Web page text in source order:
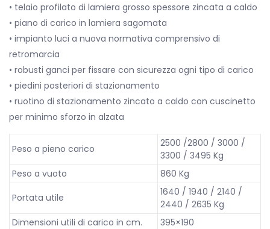
• telaio profilato di lamiera grosso spessore zincata a caldo
• piano di carico in lamiera sagomata
• impianto luci a nuova normativa comprensivo di
retromarcia
• robusti ganci per fissare con sicurezza ogni tipo di carico
• piedini posteriori di stazionamento
• ruotino di stazionamento zincato a caldo con cuscinetto
per minimo sforzo in alzata
Peso a pieno carico
2500 /2800 / 3000 /
3300 / 3495 Kg
Peso a vuoto
860 Kg
Portata utile
1640 / 1940 / 2140 /
2440 / 2635 Kg
Dimensioni utili di carico in cm.
395×190